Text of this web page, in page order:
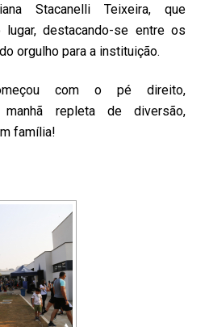
Stacanelli Teixeira, que
destacando-se entre os
orgulho para a instituição.
com o pé direito,
manhã repleta de diversão,
família!